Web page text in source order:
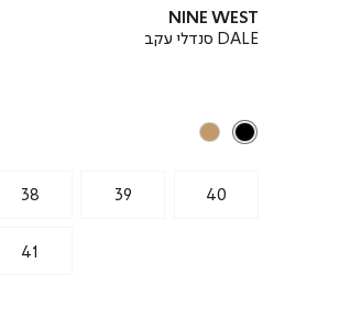
NINE WEST
DALE סנדלי עקב
38 39 40
41